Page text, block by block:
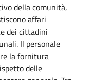
della comunità,
affari
dei cittadini
Il personale
la fornitura
delle